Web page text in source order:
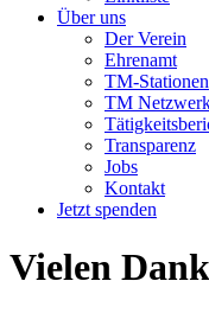
Über uns
Der Verein
Ehrenamt
TM-Stationen
TM
Transparenz
Jobs
Kontakt
Jetzt spenden
Vielen Dank